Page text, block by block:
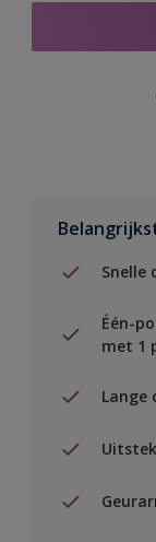
Snelle
Één-
met 1
Lange